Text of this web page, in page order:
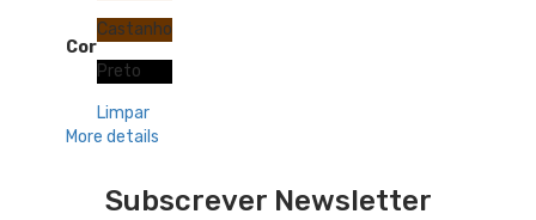
Cor
Castanho
Preto
Limpar
More details
Subscrever Newsletter